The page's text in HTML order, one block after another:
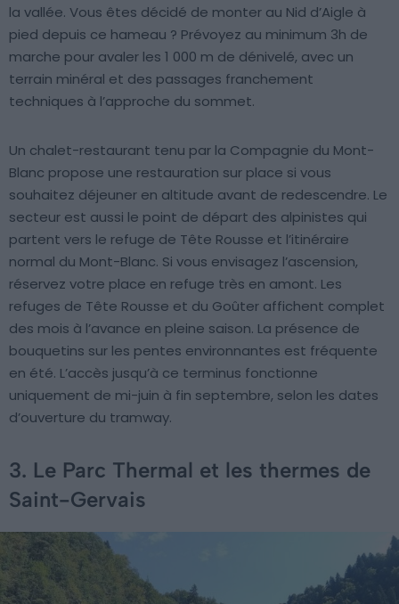
la vallée. Vous êtes décidé de monter au Nid d’Aigle à
pied depuis ce hameau ? Prévoyez au minimum 3h de
marche pour avaler les 1 000 m de dénivelé, avec un
terrain minéral et des passages franchement
techniques à l’approche du sommet.
Un chalet-restaurant tenu par la Compagnie du Mont-
Blanc propose une restauration sur place si vous
souhaitez déjeuner en altitude avant de redescendre. Le
secteur est aussi le point de départ des alpinistes qui
partent vers le refuge de Tête Rousse et l’itinéraire
normal du Mont-Blanc. Si vous envisagez l’ascension,
réservez votre place en refuge très en amont. Les
refuges de Tête Rousse et du Goûter affichent complet
des mois à l’avance en pleine saison. La présence de
bouquetins sur les pentes environnantes est fréquente
en été. L’accès jusqu’à ce terminus fonctionne
uniquement de mi-juin à fin septembre, selon les dates
d’ouverture du tramway.
3. Le Parc Thermal et les thermes de
Saint-Gervais